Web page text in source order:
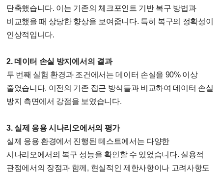
단축했습니다. 이는 기존의 체크포인트 기반 복구 방법과
비교했을 때 상당한 향상을 보여줍니다. 특히 복구의 정확성이
인상적입니다.
2. 데이터 손실 방지에서의 결과
두 번째 실험 환경과 조건에서는 데이터 손실을 90% 이상
줄였습니다. 이전의 기존 접근 방식들과 비교하여 데이터 손실
방지 측면에서 강점을 보였습니다.
3. 실제 응용 시나리오에서의 평가
실제 응용 환경에서 진행된 테스트에서는 다양한
시나리오에서의 복구 성능을 확인할 수 있었습니다. 실용적
관점에서의 장점과 함께, 현실적인 제한사항이나 고려사항도